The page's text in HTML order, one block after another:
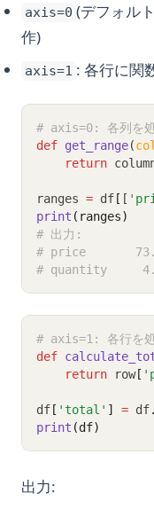
axis=0 (デフォル
作)
axis=1 : 各行に関
# axis=0: 各列を
def get_range(
return
ranges = df [ [
print (ranges)
# 出力:
# price
# quantity
# axis=1: 各行を
def
return row[
df [ 'total' ] = df.
print (df)
出力: